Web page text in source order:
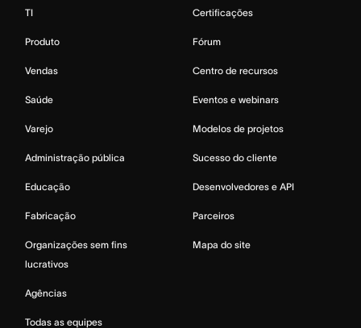
TI
Produto
Vendas
Saúde
Varejo
Administração pública
Educação
Fabricação
Organizações sem fins
lucrativos
Agências
Todas as equipes
Certificações
Fórum
Centro de recursos
Eventos e webinars
Modelos de projetos
Sucesso do cliente
Desenvolvedores e API
Parceiros
Mapa do site